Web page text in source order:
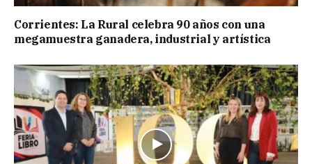
Corrientes: La Rural celebra 90 años con una
megamuestra ganadera, industrial y artística